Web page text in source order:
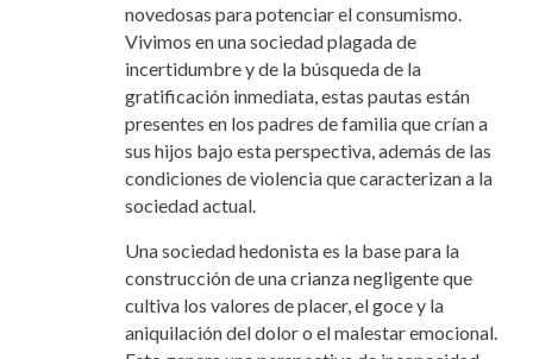
novedosas para potenciar el consumismo.
Vivimos en una sociedad plagada de
incertidumbre y de la búsqueda de la
gratificación inmediata, estas pautas están
presentes en los padres de familia que crían a
sus hijos bajo esta perspectiva, además de las
condiciones de violencia que caracterizan a la
sociedad actual.
Una sociedad hedonista es la base para la
construcción de una crianza negligente que
cultiva los valores de placer, el goce y la
aniquilación del dolor o el malestar emocional.